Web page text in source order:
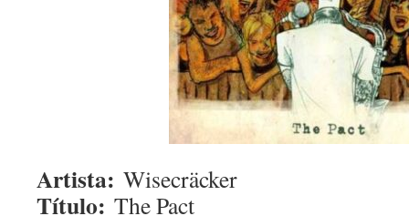
Artista: Wisecräcker
Título: The Pact